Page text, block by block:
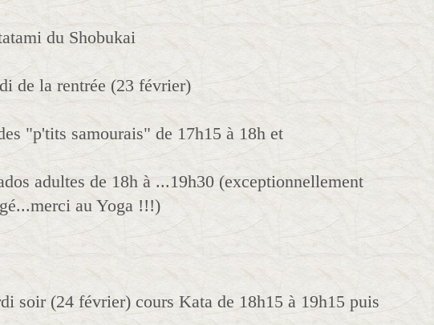
du Shobukai
de la rentrée (23 février)
"p'tits samourais" de 17h15 à 18h et
adultes de 18h à ...19h30 (exceptionnellement
au Yoga !!!)
soir (24 février) cours Kata de 18h15 à 19h15 puis